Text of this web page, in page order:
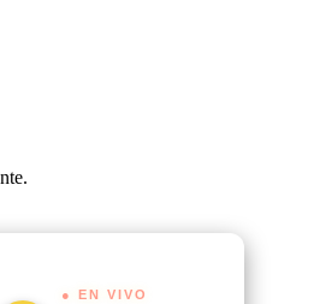
● EN VIVO